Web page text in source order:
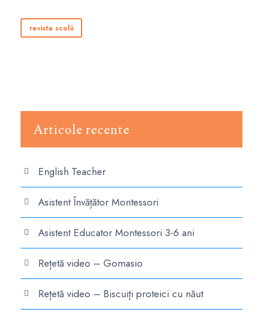
revista scolii
Articole recente
English Teacher
Asistent Învățător Montessori
Asistent Educator Montessori 3-6 ani
Rețetă video – Gomasio
Rețetă video – Biscuiți proteici cu năut